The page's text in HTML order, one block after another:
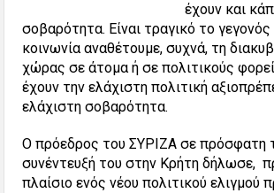
έχουν και
σοβαρότητα. Είναι τραγικό το
κοινωνία αναθέτουμε, συχνά, τη
χώρας σε άτομα ή σε πολιτικούς
έχουν την ελάχιστη πολιτική
ελάχιστη σοβαρότητα.
Ο πρόεδρος του ΣΥΡΙΖΑ σε πρόσφατη
συνέντευξή του στην Κρήτη δήλωσε,
πλαίσιο ενός νέου πολιτικού ελιγμού